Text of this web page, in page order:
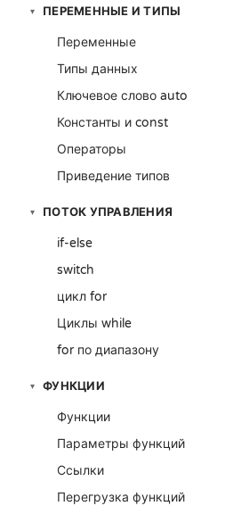
▾ ПЕРЕМЕННЫЕ И ТИПЫ
Переменные
Типы данных
Ключевое слово auto
Константы и const
Операторы
Приведение типов
▾ ПОТОК УПРАВЛЕНИЯ
if-else
switch
цикл for
Циклы while
for по диапазону
▾ ФУНКЦИИ
Функции
Параметры функций
Ссылки
Перегрузка функций